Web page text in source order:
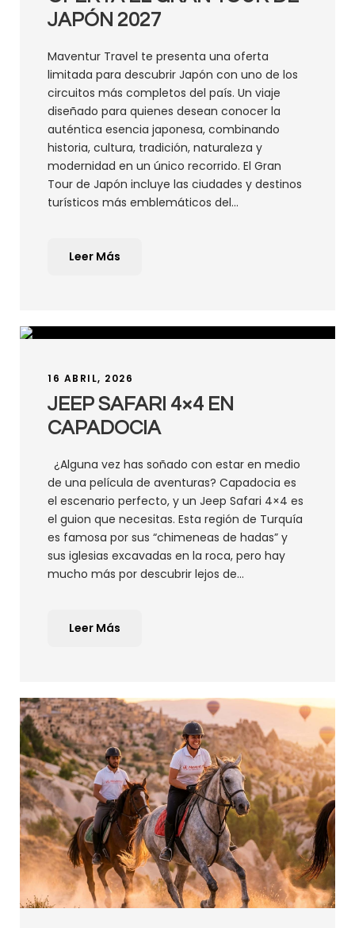
JAPÓN 2027
Maventur Travel te presenta una oferta
limitada para descubrir Japón con uno de los
circuitos más completos del país. Un viaje
diseñado para quienes desean conocer la
auténtica esencia japonesa, combinando
historia, cultura, tradición, naturaleza y
modernidad en un único recorrido. El Gran
Tour de Japón incluye las ciudades y destinos
turísticos más emblemáticos del...
Leer Más
16 ABRIL, 2026
JEEP SAFARI 4×4 EN
CAPADOCIA
¿Alguna vez has soñado con estar en medio
de una película de aventuras? Capadocia es
el escenario perfecto, y un Jeep Safari 4×4 es
el guion que necesitas. Esta región de Turquía
es famosa por sus “chimeneas de hadas” y
sus iglesias excavadas en la roca, pero hay
mucho más por descubrir lejos de...
Leer Más